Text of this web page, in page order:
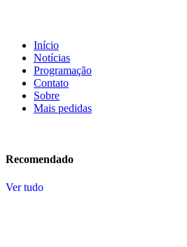
Início
Notícias
Programação
Contato
Sobre
Mais pedidas
Recomendado
Ver tudo